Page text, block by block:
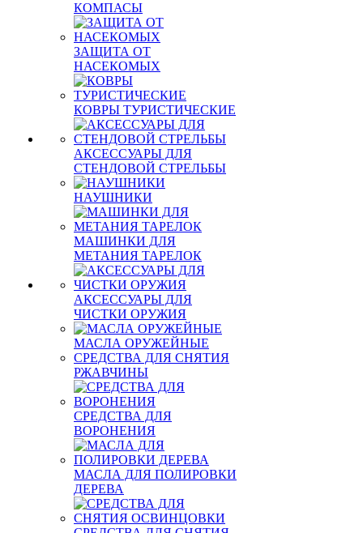
КОМПАСЫ
ЗАЩИТА ОТ
НАСЕКОМЫХ
КОВРЫ ТУРИСТИЧЕСКИЕ
АКСЕССУАРЫ ДЛЯ
СТЕНДОВОЙ СТРЕЛЬБЫ
НАУШНИКИ
МАШИНКИ ДЛЯ
МЕТАНИЯ ТАРЕЛОК
АКСЕССУАРЫ ДЛЯ
ЧИСТКИ ОРУЖИЯ
МАСЛА ОРУЖЕЙНЫЕ
СРЕДСТВА ДЛЯ СНЯТИЯ
РЖАВЧИНЫ
СРЕДСТВА ДЛЯ
ВОРОНЕНИЯ
МАСЛА ДЛЯ ПОЛИРОВКИ
ДЕРЕВА